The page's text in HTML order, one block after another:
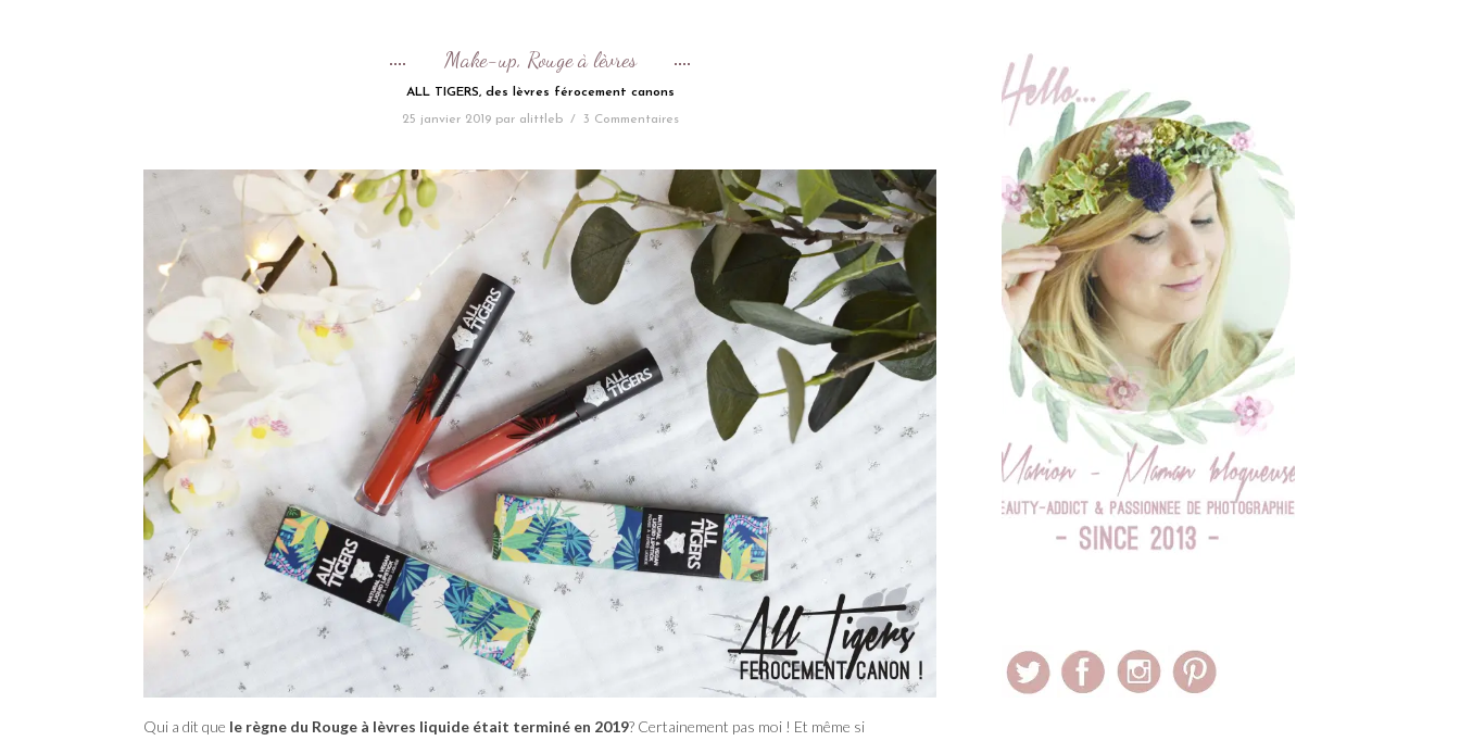
Make-up, Rouge à lèvres
ALL TIGERS, des lèvres férocement canons
25 janvier 2019 par alittleb / 3 Commentaires
Qui a dit que le règne du Rouge à lèvres liquide était terminé en 2019? Certainement pas moi ! Et même si